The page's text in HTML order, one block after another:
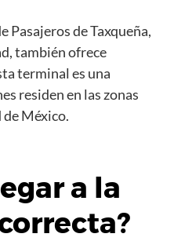
Pasajeros de Taxqueña,
también ofrece
terminal es una
residen en las zonas
de México.
a la